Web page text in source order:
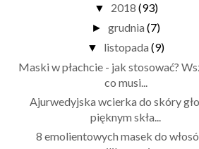
▼ 2018 (93)
► grudnia (7)
▼ listopada (9)
Maski w płachcie - jak stosować?
co musi...
Ajurwedyjska wcierka do skóry
pięknym skła...
8 emolientowych masek do